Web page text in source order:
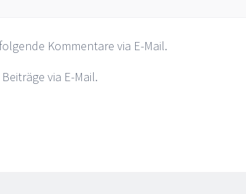
Kommentare via E-Mail.
via E-Mail.